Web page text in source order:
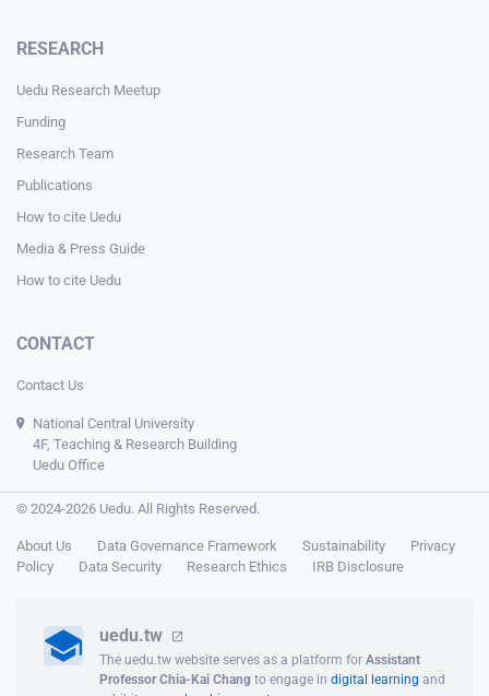
RESEARCH
Uedu Research Meetup
Funding
Research Team
Publications
How to cite Uedu
Media & Press Guide
How to cite Uedu
CONTACT
Contact Us
National Central University
4F, Teaching & Research Building
Uedu Office
© 2024-2026 Uedu. All Rights Reserved.
About Us Data Governance Framework Sustainability
Privacy
Policy
Data Security Research Ethics IRB Disclosure
uedu.tw
The uedu.tw website serves as a platform for Assistant
Professor Chia-Kai Chang to engage in digital learning and